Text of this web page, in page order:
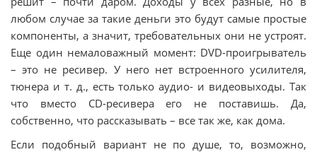
любом случае за такие деньги это будут самые простые
компоненты, а значит, требовательных они не устроят.
Еще один немаловажный момент: DVD-проигрыватель
– это не ресивер. У него нет встроенного усилителя,
тюнера и т. д., есть только аудио- и видеовыходы. Так
что вместо CD-ресивера его не поставишь. Да,
собственно, что рассказывать – все так же, как дома.
Если подобный вариант не по душе, то, возможно,